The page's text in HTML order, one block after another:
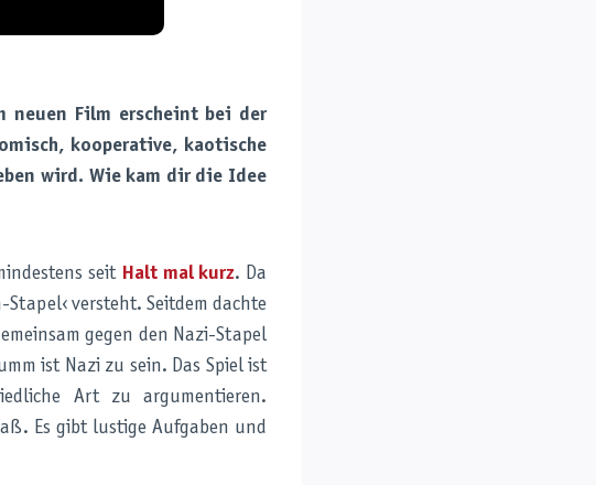
neuen Film erscheint bei der
kooperative, kaotische
wird. Wie kam dir die Idee
seit Halt mal kurz. Da
Stapel‹ versteht. Seitdem dachte
gegen den Nazi-Stapel
ist Nazi zu sein. Das Spiel ist
Art zu argumentieren.
Es gibt lustige Aufgaben und